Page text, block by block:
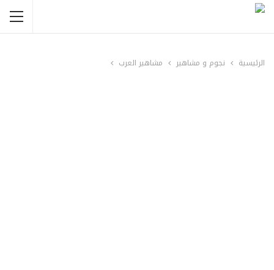
الرئيسية نجوم و مشاهير مشاهير العرب